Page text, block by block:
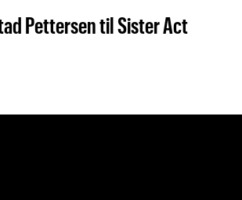
Pettersen til Sister Act